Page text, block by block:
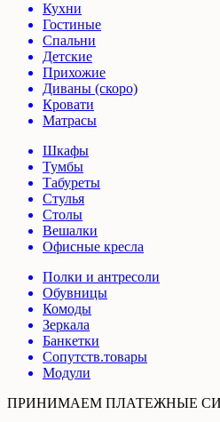
Кухни
Гостиные
Спальни
Детские
Прихожие
Диваны (скоро)
Кровати
Матрасы
Шкафы
Тумбы
Табуреты
Стулья
Столы
Вешалки
Офисные кресла
Полки и антресоли
Обувницы
Комоды
Зеркала
Банкетки
Сопутств.товары
Модули
ПРИНИМАЕМ ПЛАТЕЖНЫЕ